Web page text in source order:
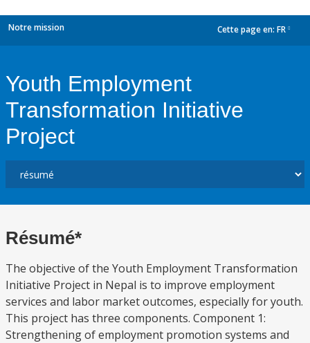
Notre mission Cette page en: FR
Youth Employment
Transformation Initiative
Project
Résumé*
The objective of the Youth Employment Transformation
Initiative Project in Nepal is to improve employment
services and labor market outcomes, especially for youth.
This project has three components. Component 1:
Strengthening of employment promotion systems and